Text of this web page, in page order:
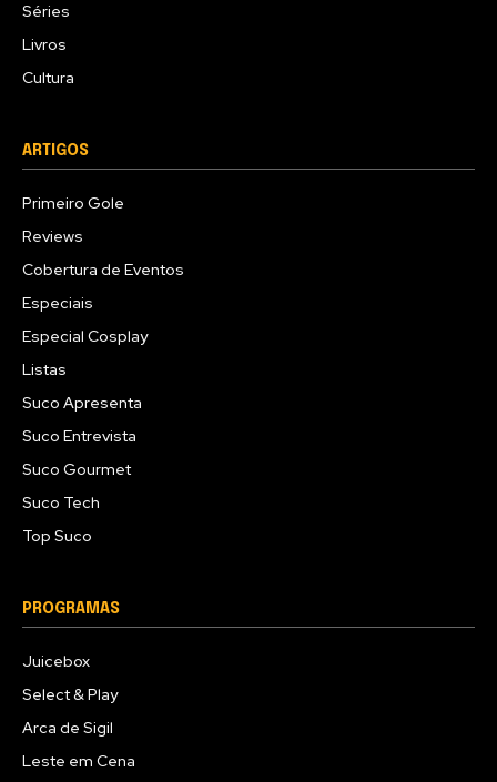
Séries
Livros
Cultura
ARTIGOS
Primeiro Gole
Reviews
Cobertura de Eventos
Especiais
Especial Cosplay
Listas
Suco Apresenta
Suco Entrevista
Suco Gourmet
Suco Tech
Top Suco
PROGRAMAS
Juicebox
Select & Play
Arca de Sigil
Leste em Cena